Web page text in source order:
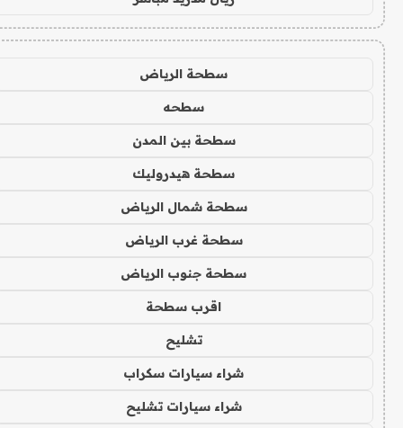
سطحة الرياض
سطحه
سطحة بين المدن
سطحة هيدروليك
سطحة شمال الرياض
سطحة غرب الرياض
سطحة جنوب الرياض
اقرب سطحة
تشليح
شراء سيارات سكراب
شراء سيارات تشليح